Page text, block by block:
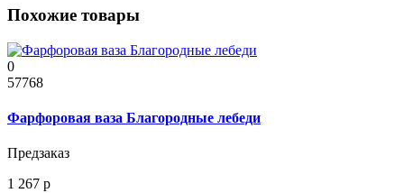
Похожие товары
0
57768
Фарфоровая ваза Благородные лебеди
Предзаказ
1 267 р